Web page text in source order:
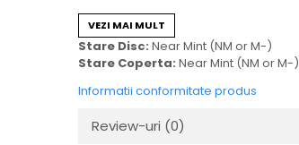
6 Hypersonic (7) –
7 Danutz–
8 Sangre (2)–
VEZI MAI MULT
Stare Disc: Near Mint (NM or M-)
Stare Coperta: Near Mint (NM or M-)
Informatii conformitate produs
Review-uri (0)